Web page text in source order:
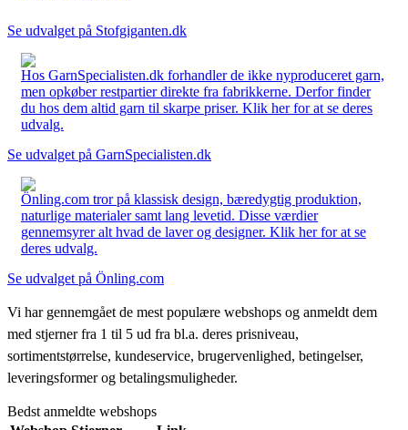
Se udvalget på Stofgiganten.dk
Hos GarnSpecialisten.dk forhandler de ikke nyproduceret garn,
men opkøber restpartier direkte fra fabrikkerne. Derfor finder
du hos dem altid garn til skarpe priser. Klik her for at se deres
udvalg.
Se udvalget på GarnSpecialisten.dk
Önling.com tror på klassisk design, bæredygtig produktion,
naturlige materialer samt lang levetid. Disse værdier
gennemsyrer alt hvad de laver og designer. Klik her for at se
deres udvalg.
Se udvalget på Önling.com
Vi har gennemgået de mest populære webshops og anmeldt dem
med stjerner fra 1 til 5 ud fra bl.a. deres prisniveau,
sortimentstørrelse, kundeservice, brugervenlighed, betingelser,
leveringsformer og betalingsmuligheder.
Bedst anmeldte webshops